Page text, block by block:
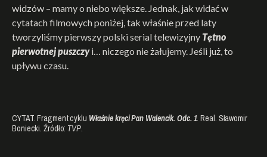
widzów – mamy o niebo większe. Jednak, jak widać w
cytatach filmowych poniżej, tak właśnie przed laty
tworzyliśmy pierwszy polski serial telewizyjny Tętno
pierwotnej puszczyi… niczego nie żałujemy. Jeśli już, to
upływu czasu.
CYTAT. Fragment cyklu Właśnie kręci Pan Walencik. Odc. 1. Real. Sławomir
Boniecki. Źródło: TVP.